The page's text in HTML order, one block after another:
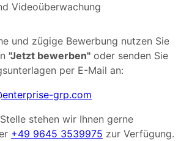
Videoüberwachung
und zügige Bewerbung nutzen Sie
"Jetzt bewerben" oder senden Sie
per E-Mail an:
grp.com
stehen wir Ihnen gerne
+49 9645 3539975 zur Verfügung.